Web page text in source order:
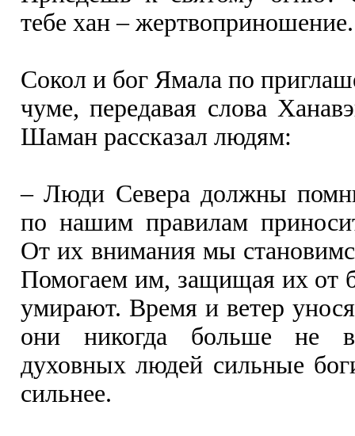
тебе хан – жертвоприношение.
Сокол и бог Ямала по
чуме, передавая слова
Шаман рассказал людям:
– Люди Севера должны
по нашим правилам
От их внимания мы
Помогаем им, защищая их от
умирают. Время и ветер
они никогда больше не
духовных людей сильные
сильнее.